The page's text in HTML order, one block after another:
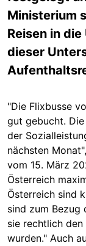
Ministerium
Reisen in
dieser
"Die Flixbusse
gut gebucht.
der
nächsten
vom 15. März
Österreich
Österreich sind
sind zum Bezug
sie rechtlich
wurden." Auch